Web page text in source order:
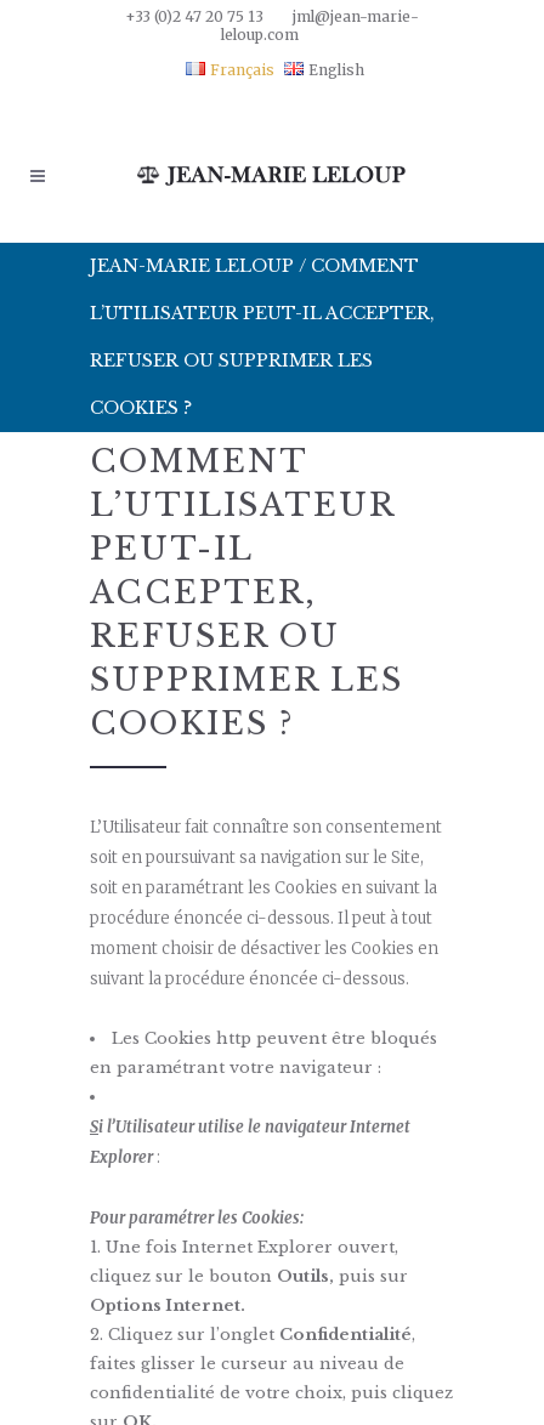
+33 (0)2 47 20 75 13
jml@jean-marie-
leloup.com
Français
English
JEAN-MARIE LELOUP / COMMENT
L’UTILISATEUR PEUT-IL ACCEPTER,
REFUSER OU SUPPRIMER LES
COOKIES ?
COMMENT
L’UTILISATEUR
PEUT-IL
ACCEPTER,
REFUSER OU
SUPPRIMER LES
COOKIES ?
L’Utilisateur fait connaître son consentement
soit en poursuivant sa navigation sur le Site,
soit en paramétrant les Cookies en suivant la
procédure énoncée ci-dessous. Il peut à tout
moment choisir de désactiver les Cookies en
suivant la procédure énoncée ci-dessous.
Les Cookies http peuvent être bloqués
en paramétrant votre navigateur :
Si l’Utilisateur utilise le navigateur Internet
Explorer:
Pour paramétrer les Cookies:
Une fois Internet Explorer ouvert,
cliquez sur le bouton Outils, puis sur
Options Internet.
Cliquez sur l’onglet Confidentialité,
faites glisser le curseur au niveau de
confidentialité de votre choix, puis cliquez